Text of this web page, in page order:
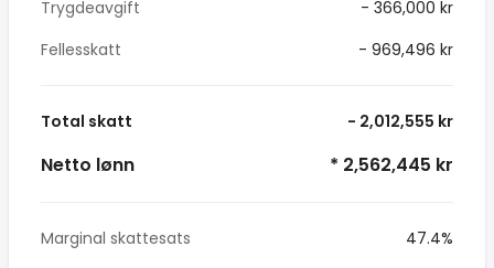
Trygdeavgift
- 366,000 kr
Fellesskatt
- 969,496 kr
Total skatt - 2,012,555 kr
Netto lønn * 2,562,445 kr
Marginal skattesats
47.4%